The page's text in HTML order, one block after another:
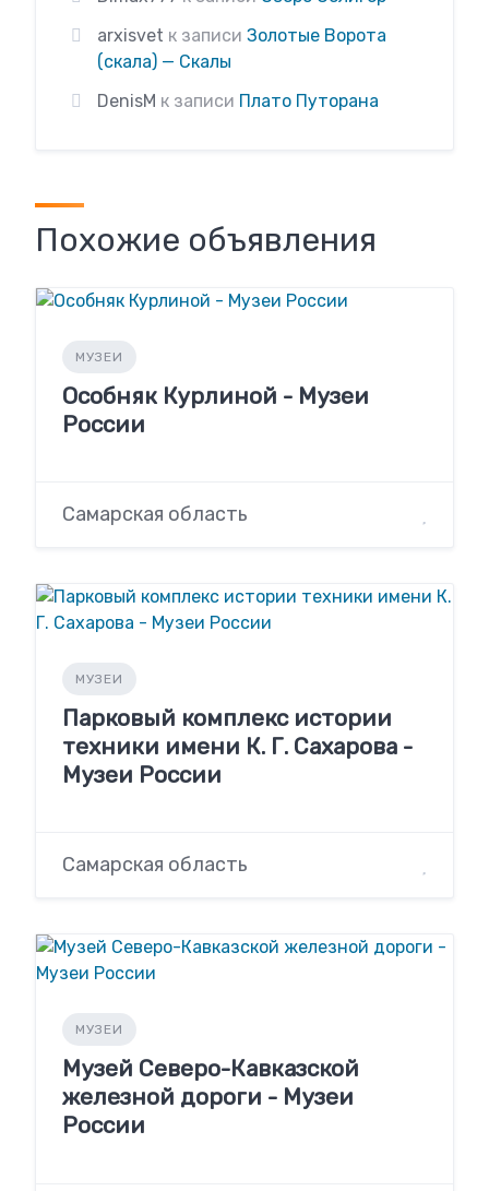
arxisvet к записи Золотые Ворота
(скала) — Скалы
DenisM к записи Плато Путорана
Похожие объявления
МУЗЕИ
Особняк Курлиной - Музеи
России
Самарская область
МУЗЕИ
Парковый комплекс истории
техники имени К. Г. Сахарова -
Музеи России
Самарская область
МУЗЕИ
Музей Северо-Кавказской
железной дороги - Музеи
России